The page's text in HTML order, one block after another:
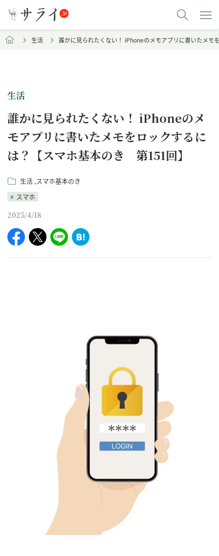
生活 誰かに見られたくない！ iPhoneのメモアプリに書いたメ
生活
誰かに見られたくない！ iPhoneのメ
モアプリに書いたメモをロックするに
は？【スマホ基本のき 第151回】
生活 スマホ基本のき
スマホ
2025/4/18